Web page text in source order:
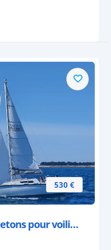
530 €
Génois sur mousquetons pour voilier 6 à 7 mètres